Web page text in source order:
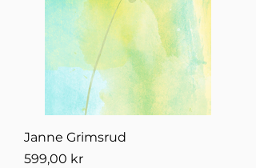
Janne Grimsrud
Pris
599,00 kr